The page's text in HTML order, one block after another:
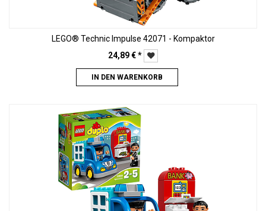
LEGO® Technic Impulse 42071 - Kompaktor
24,89€*
IN DEN WARENKORB